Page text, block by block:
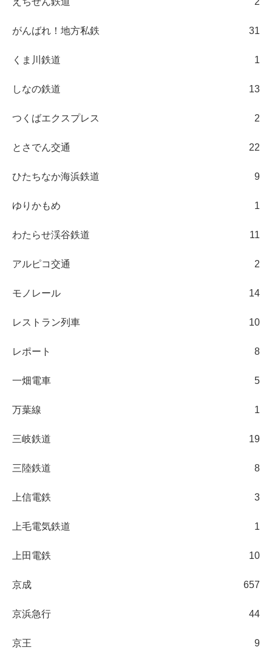
がんばれ！地方私鉄 31
くま川鉄道 1
しなの鉄道 13
つくばエクスプレス 2
とさでん交通 22
ひたちなか海浜鉄道 9
ゆりかもめ 1
わたらせ渓谷鉄道 11
アルピコ交通 2
モノレール 14
レストラン列車 10
レポート 8
一畑電車 5
万葉線 1
三岐鉄道 19
三陸鉄道 8
上信電鉄 3
上毛電気鉄道 1
上田電鉄 10
京成 657
京浜急行 44
京王 9